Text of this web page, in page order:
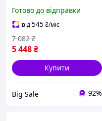
двочаша мийка з
штучного каменю для
миття по
Готово до відправки
від545₴/міс
5 448₴
7 082 ₴
Купити
Big Sale 92%